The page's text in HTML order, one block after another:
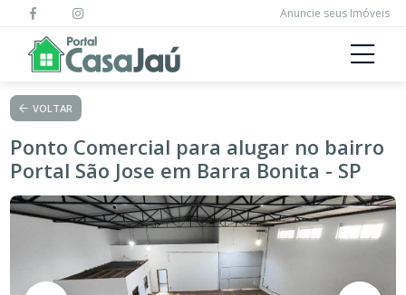
Anuncie seus Imóveis
VOLTAR
Ponto Comercial para alugar no bairro
Portal São Jose em Barra Bonita - SP